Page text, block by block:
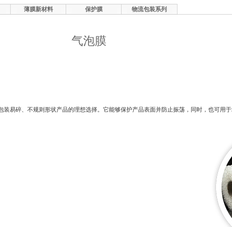
薄膜新材料 保护膜 物流包装系列
气泡膜
易碎、不规则形状产品的理想选择。它能够保护产品表面并防止振荡，同时，也可用于